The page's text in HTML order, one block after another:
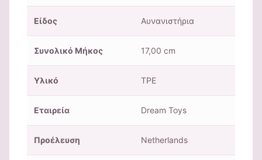
Είδος Αυνανιστήρια
Συνολικό Μήκος 17,00 cm
Υλικό TPE
Εταιρεία Dream Toys
Προέλευση Netherlands